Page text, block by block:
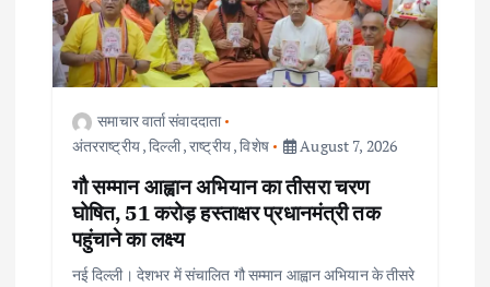
समाचार वार्ता संवाददाता
अंतरराष्ट्रीय,दिल्ली,राष्ट्रीय,विशेष August 7, 2026
गौ सम्मान आह्वान अभियान का तीसरा चरण
घोषित, 51 करोड़ हस्ताक्षर प्रधानमंत्री तक
पहुंचाने का लक्ष्य
नई दिल्ली। देशभर में संचालित गौ सम्मान आह्वान अभियान के तीसरे